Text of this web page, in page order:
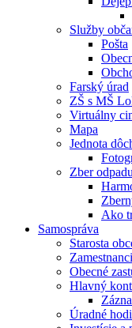
Služby
Pošta
Farský úrad
ZŠ s MŠ
Virtuálny
Mapa
Jednota
Zber odpadu
Ako
Samospráva
Starosta
Obecné
Hlavný
Úradné